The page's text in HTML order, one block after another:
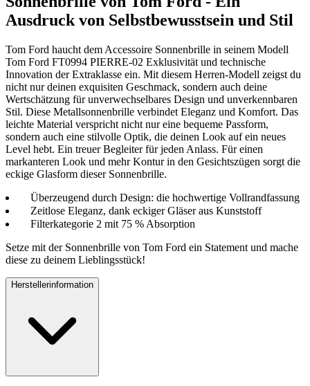
Ausdruck von Selbstbewusstsein und Stil
Tom Ford haucht dem Accessoire Sonnenbrille in seinem Modell
Tom Ford FT0994 PIERRE-02 Exklusivität und technische
Innovation der Extraklasse ein. Mit diesem Herren-Modell zeigst du
nicht nur deinen exquisiten Geschmack, sondern auch deine
Wertschätzung für unverwechselbares Design und unverkennbaren
Stil. Diese Metallsonnenbrille verbindet Eleganz und Komfort. Das
leichte Material verspricht nicht nur eine bequeme Passform,
sondern auch eine stilvolle Optik, die deinen Look auf ein neues
Level hebt. Ein treuer Begleiter für jeden Anlass. Für einen
markanteren Look und mehr Kontur in den Gesichtszügen sorgt die
eckige Glasform dieser Sonnenbrille.
Überzeugend durch Design: die hochwertige Vollrandfassung
Zeitlose Eleganz, dank eckiger Gläser aus Kunststoff
Filterkategorie 2 mit 75 % Absorption
Setze mit der Sonnenbrille von Tom Ford ein Statement und mache
diese zu deinem Lieblingsstück!
Herstellerinformation